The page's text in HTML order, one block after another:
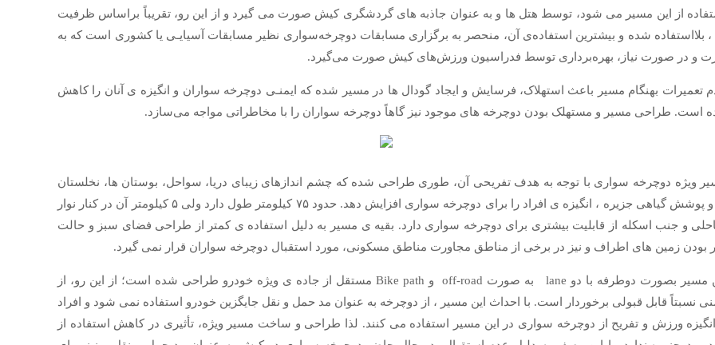
از این مسیر می شود، توسط هتل ها و به عنوان جاذبه های گردشگری کیش صورت می گیرد و از این رو، تقریباً براساس ظرفیت
، بلااستفاده شده و بیشترین استفاده‌ی آن، منحصر به برگزاری مسابقات دوچرخه‌سواری نظیر مسابقات آسیایـی یا کشوری است که به
و در صورت نیاز، بهره‌برداری توسط فدراسیون ورزش‌های کیش صورت می‌گیرد.
تعمیرات بهنگام مسیر باعث استهلاک، فرسایش و ایجاد گودال ها در مسیر شده که ایمنـی دوچرخه سواران و انگیزه ی آنان را کاهش
است. طراحی مسیر و مستهلک بودن دوچرخه های موجود نیز گاهاً دوچرخه سواران را با مخاطراتی مواجه می‌سازد.
ویژه دوچرخه سواری با توجه به هدف تفریحی آن، طوری طراحی شده که چشم اندازهای زیبای دریا، سواحل، بوستان ها، نخلستان
ها و پوشش گیاهی جزیره ، انگیزه ی افراد را برای دوچرخه سواری افزایش دهد. حدود ۷۵ كیلومتر طول دارد ولی ۵ کیلومتر آن در کنار نوار
و جنب اسکله از قابلیت بیشتری برای دوچرخه سواری دارد. بقیه ی مسیر به دلیل استفاده ی کمتر از طراحی فضای سبز و حالت
بودن زمین های اطراف و نیز در برخی از مناطق مجاورت مناطق مسکونی، مورد استقبال دوچرخه سواران قرار نمی گیرد.
این مسیر بصورت دوطرفه با دو lane به صورت off-road و Bike path مستقل از جاده ی ویژه خودرو طراحی شده است؛ از این رو، از
نسبتاً قابل قبولی برخوردار است. با احداث این مسیر ، از دوچرخه به عنوان مد حمل و نقل جایگزین خودرو استفاده نمی شود و افراد
انگیزه ورزش و تفریح از دوچرخه سواری در این مسیر استفاده می کنند. لذا طراحی و ساخت مسیر ویژه، تأثیری در کاهش استفاده از